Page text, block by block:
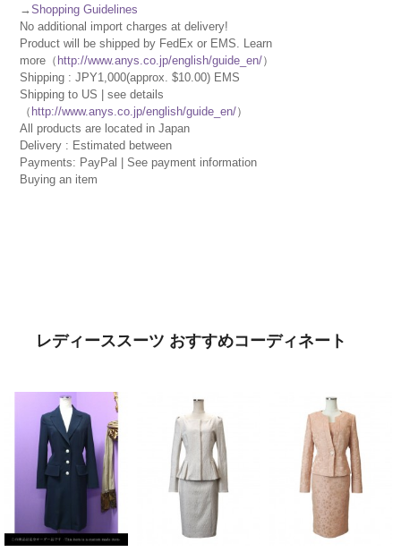
→Shopping Guidelines
No additional import charges at delivery!
Product will be shipped by FedEx or EMS. Learn
more（ http://www.anys.co.jp/english/guide_en/）
Shipping : JPY1,000(approx. $10.00) EMS
Shipping to US | see details
（ http://www.anys.co.jp/english/guide_en/）
All products are located in Japan
Delivery : Estimated between
Payments: PayPal | See payment information
Buying an item
レディーススーツ おすすめコーディネート